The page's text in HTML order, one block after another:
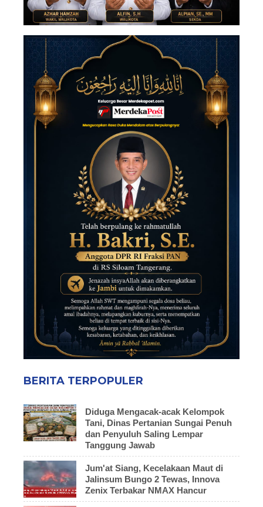
BERITA TERPOPULER
Diduga Mengacak-acak Kelompok
Tani, Dinas Pertanian Sungai Penuh
dan Penyuluh Saling Lempar
Tanggung Jawab
Jum'at Siang, Kecelakaan Maut di
Jalinsum Bungo 2 Tewas, Innova
Zenix Terbakar NMAX Hancur